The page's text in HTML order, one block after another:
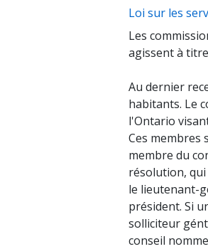
Loi sur les
Les
agissent à
Au dernier
habitants. Le
l'Ontario
Ces membres
membre du
résolution,
le lieutenant-
président. Si
solliciteur
conseil